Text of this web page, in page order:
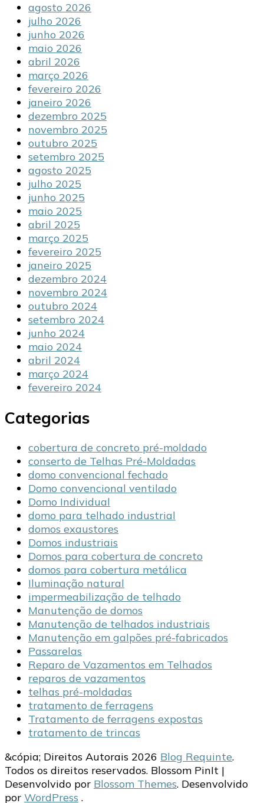
agosto 2026
julho 2026
junho 2026
maio 2026
abril 2026
março 2026
fevereiro 2026
janeiro 2026
dezembro 2025
novembro 2025
outubro 2025
setembro 2025
agosto 2025
julho 2025
junho 2025
maio 2025
abril 2025
março 2025
fevereiro 2025
janeiro 2025
dezembro 2024
novembro 2024
outubro 2024
setembro 2024
junho 2024
maio 2024
abril 2024
março 2024
fevereiro 2024
Categorias
cobertura de concreto pré-moldado
conserto de Telhas Pré-Moldadas
domo convencional fechado
Domo convencional ventilado
Domo Individual
domo para telhado industrial
domos exaustores
Domos industriais
Domos para cobertura de concreto
domos para cobertura metálica
Iluminação natural
impermeabilização de telhado
Manutenção de domos
Manutenção de telhados industriais
Manutenção em galpões pré-fabricados
Passarelas
Reparo de Vazamentos em Telhados
reparos de vazamentos
telhas pré-moldadas
tratamento de ferragens
Tratamento de ferragens expostas
tratamento de trincas
&cópia; Direitos Autorais 2026 Blog Requinte.
Todos os direitos reservados. Blossom PinIt |
Desenvolvido por Blossom Themes. Desenvolvido
por WordPress .